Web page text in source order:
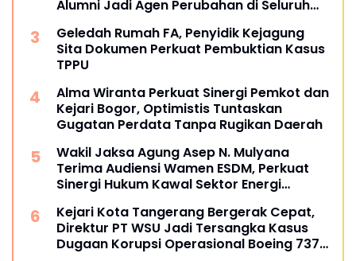
Alumni Jadi Agen Perubahan di Seluruh
Geledah Rumah FA, Penyidik Kejagung
Sita Dokumen Perkuat Pembuktian Kasus
TPPU
Alma Wiranta Perkuat Sinergi Pemkot dan
Kejari Bogor, Optimistis Tuntaskan
Gugatan Perdata Tanpa Rugikan Daerah
Wakil Jaksa Agung Asep N. Mulyana
Terima Audiensi Wamen ESDM, Perkuat
Sinergi Hukum Kawal Sektor Energi
Kejari Kota Tangerang Bergerak Cepat,
Direktur PT WSU Jadi Tersangka Kasus
Dugaan Korupsi Operasional Boeing 737-